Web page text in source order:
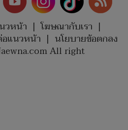
วหน้า | โฆษณากับเรา |
แนวหน้า | นโยบายข้อตกลง
All right